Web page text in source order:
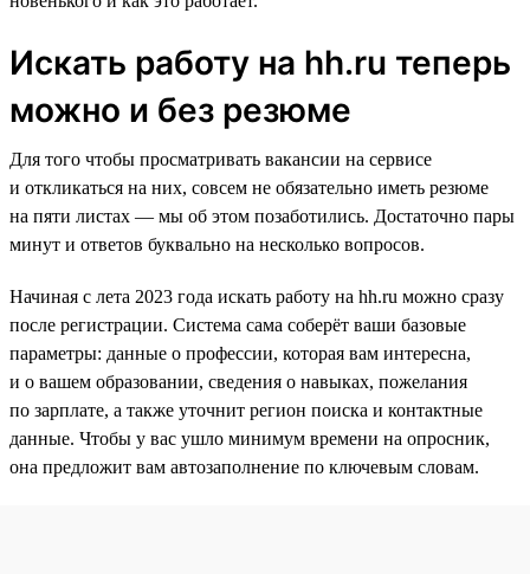
Искать работу на hh.ru теперь
можно и без резюме
Для того чтобы просматривать вакансии на сервисе
и откликаться на них, совсем не обязательно иметь резюме
на пяти листах — мы об этом позаботились. Достаточно пары
минут и ответов буквально на несколько вопросов.
Начиная с лета 2023 года искать работу на hh.ru можно сразу
после регистрации. Система сама соберёт ваши базовые
параметры: данные о профессии, которая вам интересна,
и о вашем образовании, сведения о навыках, пожелания
по зарплате, а также уточнит регион поиска и контактные
данные. Чтобы у вас ушло минимум времени на опросник,
она предложит вам автозаполнение по ключевым словам.